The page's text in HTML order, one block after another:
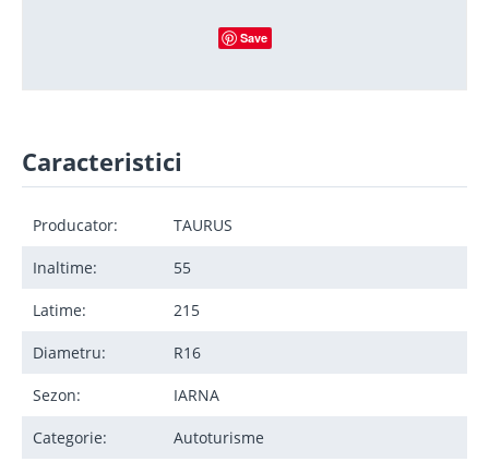
Save
Caracteristici
Producator: TAURUS
Inaltime: 55
Latime: 215
Diametru: R16
Sezon: IARNA
Categorie: Autoturisme